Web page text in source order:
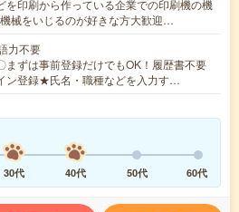
を印刷から作っている企業での印刷機の機
械をいじるのが好きな方大歓迎…
力不要
ずは事前登録だけでもOK！履歴書不要
ン登録★氏名・職種などを入力す…
30代 40代 50代 60代